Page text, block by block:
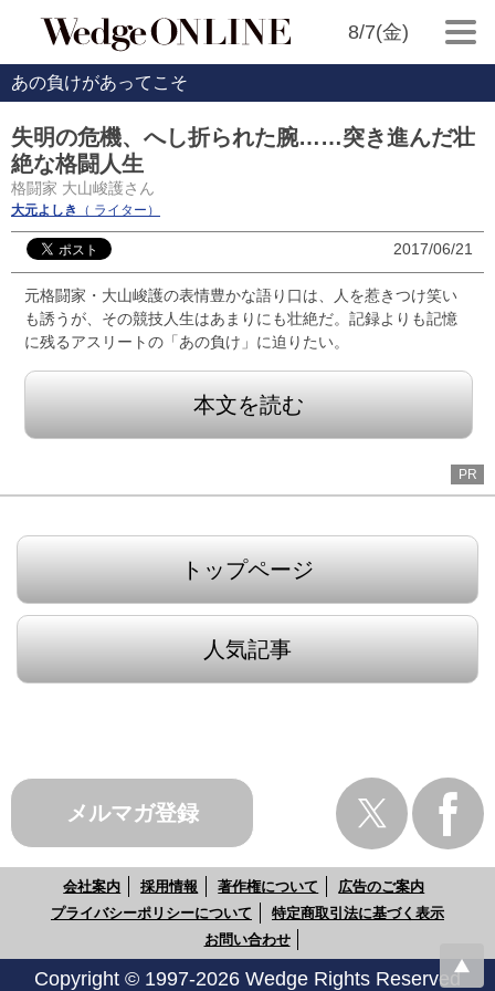
8/7(金)
あの負けがあってこそ
失明の危機、へし折られた腕……突き進んだ壮
絶な格闘人生
格闘家 大山峻護さん
大元よしき （ ライター）
2017/06/21
元格闘家・大山峻護の表情豊かな語り口は、人を惹きつけ笑い
も誘うが、その競技人生はあまりにも壮絶だ。記録よりも記憶
に残るアスリートの「あの負け」に迫りたい。
本文を読む
PR
トップページ
人気記事
メルマガ登録
会社案内 採用情報 著作権について
広告のご案内
プライバシーポリシーについて
特定商取引法に基づく表示
お問い合わせ
Copyright © 1997-2026 Wedge Rights Reserved